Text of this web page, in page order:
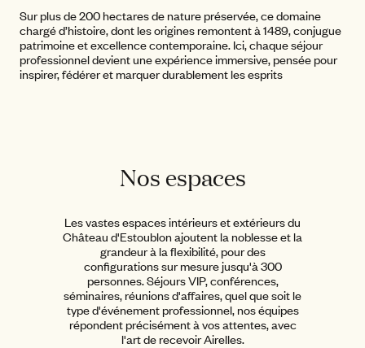
Sur plus de 200 hectares de nature préservée, ce domaine
chargé d’histoire, dont les origines remontent à 1489, conjugue
patrimoine et excellence contemporaine. Ici, chaque séjour
professionnel devient une expérience immersive, pensée pour
inspirer, fédérer et marquer durablement les esprits
Nos espaces
Les vastes espaces intérieurs et extérieurs du
Château d'Estoublon ajoutent la noblesse et la
grandeur à la flexibilité, pour des
configurations sur mesure jusqu'à 300
personnes. Séjours VIP, conférences,
séminaires, réunions d'affaires, quel que soit le
type d'événement professionnel, nos équipes
répondent précisément à vos attentes, avec
l'art de recevoir Airelles.